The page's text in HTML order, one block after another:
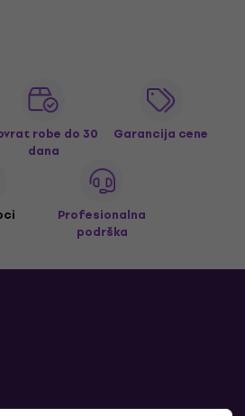
robe do 30
dana
Garancija cene
Profesionalna
podrška